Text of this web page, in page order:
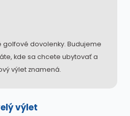
dovolenky. Budujeme
kde sa chcete ubytovať a
výlet znamená.
výlet